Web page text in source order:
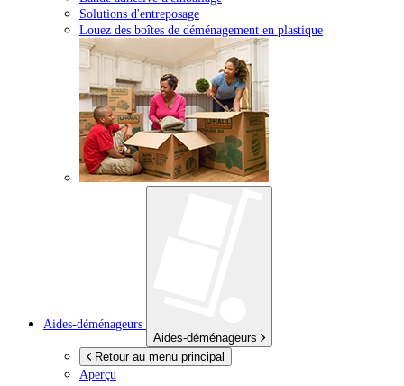
Solutions d'entreposage
Louez des boîtes de déménagement en plastique
Aides-déménageurs
Aides-déménageurs
Retour au menu principal
Aperçu